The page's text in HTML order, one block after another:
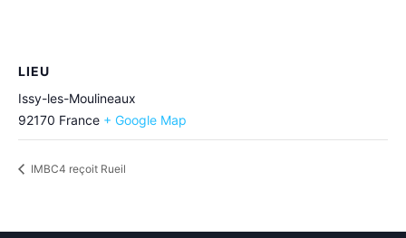
LIEU
Issy-les-Moulineaux
92170 France + Google Map
IMBC4 reçoit Rueil